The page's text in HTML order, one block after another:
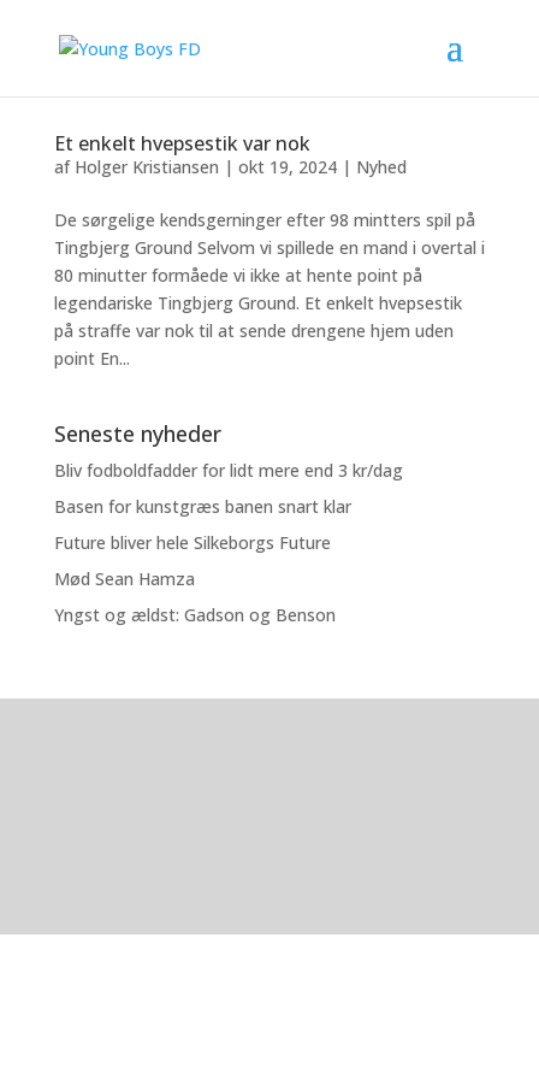
Et enkelt hvepsestik var nok
af Holger Kristiansen | okt 19, 2024| Nyhed
De sørgelige kendsgerninger efter 98 mintters spil på
Tingbjerg Ground Selvom vi spillede en mand i overtal i
80 minutter formåede vi ikke at hente point på
legendariske Tingbjerg Ground. Et enkelt hvepsestik
på straffe var nok til at sende drengene hjem uden
point En...
Seneste nyheder
Bliv fodboldfadder for lidt mere end 3 kr/dag
Basen for kunstgræs banen snart klar
Future bliver hele Silkeborgs Future
Mød Sean Hamza
Yngst og ældst: Gadson og Benson